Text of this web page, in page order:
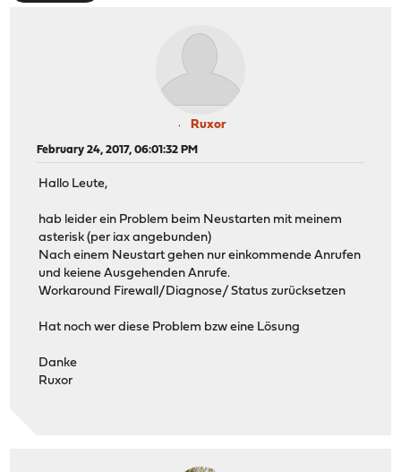
Ruxor
February 24, 2017, 06:01:32 PM
Hallo Leute,
hab leider ein Problem beim Neustarten mit meinem
asterisk (per iax angebunden)
Nach einem Neustart gehen nur einkommende Anrufen
und keiene Ausgehenden Anrufe.
Workaround Firewall/Diagnose/ Status zurücksetzen
Hat noch wer diese Problem bzw eine Lösung
Danke
Ruxor